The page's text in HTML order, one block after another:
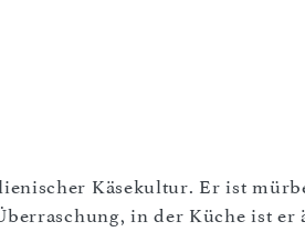
Käsekultur. Er ist
in der Küche ist er